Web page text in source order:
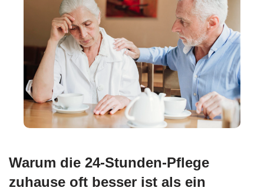
Warum die 24-Stunden-Pflege
zuhause oft besser ist als ein